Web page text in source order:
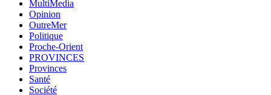
MultiMedia
Opinion
OutreMer
Politique
Proche-Orient
PROVINCES
Provinces
Santé
Société